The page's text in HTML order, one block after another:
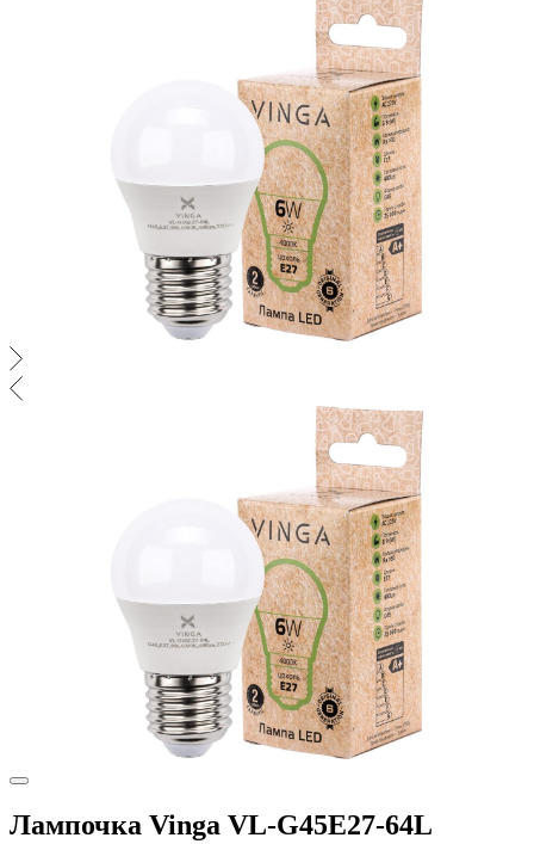
Лампочка Vinga VL-G45E27-64L